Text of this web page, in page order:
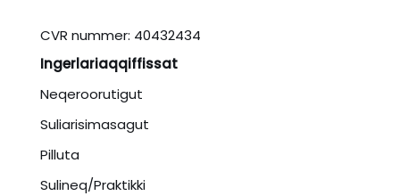
CVR nummer: 40432434
Ingerlariaqqiffissat
Neqeroorutigut
Suliarisimasagut
Pilluta
Sulineq/Praktikki